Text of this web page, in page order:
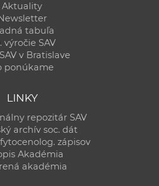
Aktuality
tabuľa
výročie SAV
v Bratislave
ponúkame
LINKY
repozitár SAV
archív soc. dát
zápisov
Akadémia
akadémia